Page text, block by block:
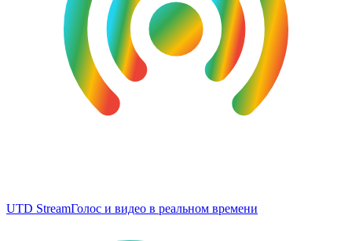
UTD StreamГолос и видео в реальном времени